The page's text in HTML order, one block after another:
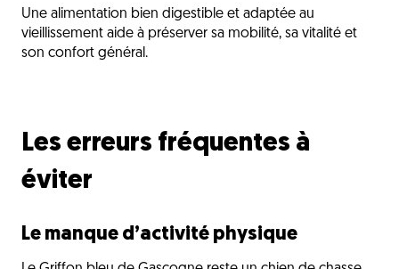
Une alimentation bien digestible et adaptée au
vieillissement aide à préserver sa mobilité, sa vitalité et
son confort général.
Les erreurs fréquentes à
éviter
Le manque d’activité physique